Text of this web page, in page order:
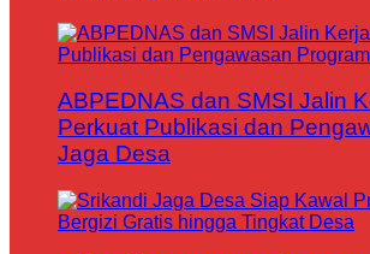
ABPEDNAS dan SMSI Jalin
Perkuat Publikasi dan
Jaga Desa